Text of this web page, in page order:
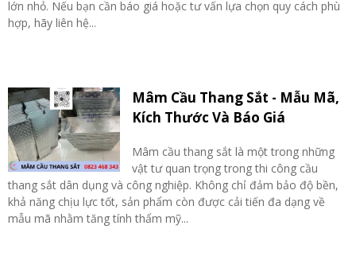
lớn nhỏ. Nếu bạn cần báo giá hoặc tư vấn lựa chọn quy cách phù
hợp, hãy liên hệ...
Mâm Cầu Thang Sắt - Mẫu Mã,
Kích Thước Và Báo Giá
Mâm cầu thang sắt là một trong những
vật tư quan trọng trong thi công cầu
thang sắt dân dụng và công nghiệp. Không chỉ đảm bảo độ bền,
khả năng chịu lực tốt, sản phẩm còn được cải tiến đa dạng về
mẫu mã nhằm tăng tính thẩm mỹ...